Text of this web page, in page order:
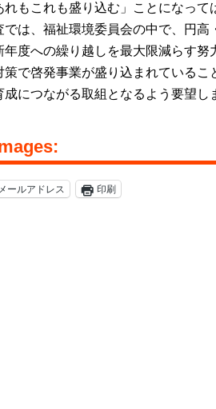
れもこれも盛り込む」ことになって
は、福祉環境委員会の中で、円高
度への繰り越しを最大限減らす努
策で啓発事業が盛り込まれている
につながる取組となるよう要望し
メールアドレス 印刷